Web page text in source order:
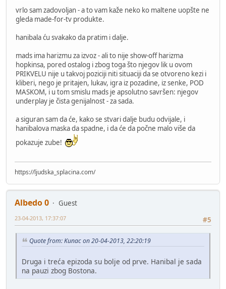
vrlo sam zadovoljan - a to vam kaže neko ko maltene uopšte ne
gleda made-for-tv produkte.
hanibala ću svakako da pratim i dalje.
mads ima harizmu za izvoz - ali to nije show-off harizma
hopkinsa, pored ostalog i zbog toga što njegov lik u ovom
PRIKVELU nije u takvoj poziciji niti situaciji da se otvoreno kezi i
kliberi, nego je pritajen, lukav, igra iz pozadine, iz senke, POD
MASKOM, i u tom smislu mads je apsolutno savršen: njegov
underplay je čista genijalnost - za sada.
a siguran sam da će, kako se stvari dalje budu odvijale, i
hanibalova maska da spadne, i da će da počne malo više da
pokazuje zube!
https://ljudska_splacina.com/
Albedo 0
Guest
#5
23-04-2013, 17:37:07
Quote from: Kunac on 20-04-2013, 22:20:19
Druga i treća epizoda su bolje od prve. Hanibal je sada
na pauzi zbog Bostona.